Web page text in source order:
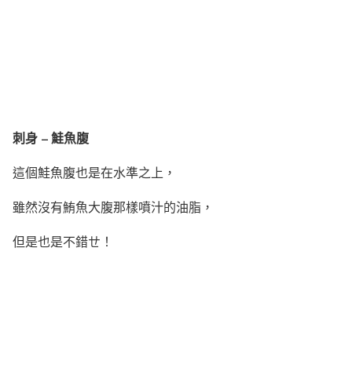
刺身 – 鮭魚腹
這個鮭魚腹也是在水準之上，
雖然沒有鮪魚大腹那樣噴汁的油脂，
但是也是不錯ㄝ！